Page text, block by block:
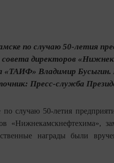
по случаю 50-летия
директоров
«ТАИФ» Владимир Бусыгин.
Пресс-служба
случаю 50-летия
награды были